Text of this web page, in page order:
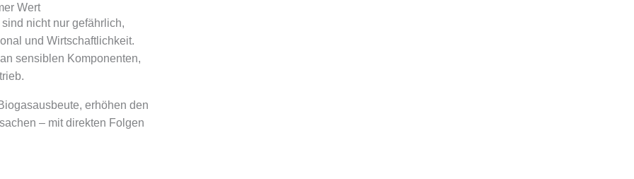
Wert
nicht nur gefährlich,
und Wirtschaftlichkeit.
sensiblen Komponenten,
erhöhen den
– mit direkten Folgen